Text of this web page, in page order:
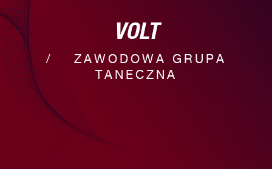
VOLT
ZAWODOWA GRUPA
TANECZNA